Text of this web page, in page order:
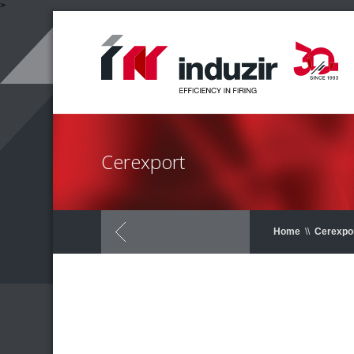
>
Cerexport
Home \\